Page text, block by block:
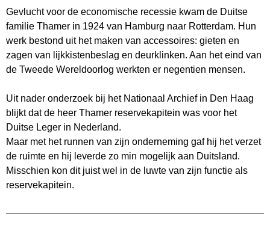
Gevlucht voor de economische recessie kwam de Duitse
familie Thamer in 1924 van Hamburg naar Rotterdam. Hun
werk bestond uit het maken van accessoires: gieten en
zagen van lijkkistenbeslag en deurklinken. Aan het eind van
de Tweede Wereldoorlog werkten er negentien mensen.
Uit nader onderzoek bij het Nationaal Archief in Den Haag
blijkt dat de heer Thamer reservekapitein was voor het
Duitse Leger in Nederland.
Maar met het runnen van zijn onderneming gaf hij het verzet
de ruimte en hij leverde zo min mogelijk aan Duitsland.
Misschien kon dit juist wel in de luwte van zijn functie als
reservekapitein.